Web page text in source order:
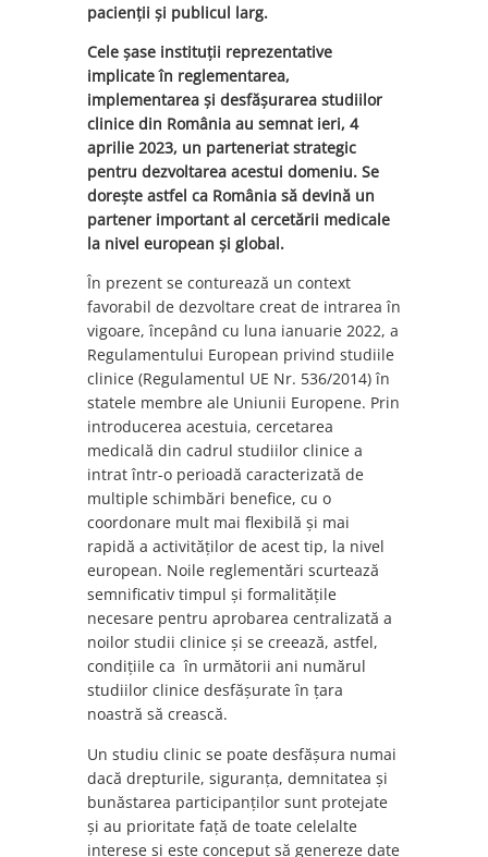
pacienții și publicul larg.
Cele șase instituții reprezentative
implicate în reglementarea,
implementarea și desfășurarea studiilor
clinice din România au semnat ieri, 4
aprilie 2023, un parteneriat strategic
pentru dezvoltarea acestui domeniu. Se
dorește astfel ca România să devină un
partener important al cercetării medicale
la nivel european și global.
În prezent se conturează un context
favorabil de dezvoltare creat de intrarea în
vigoare, începând cu luna ianuarie 2022, a
Regulamentului European privind studiile
clinice (Regulamentul UE Nr. 536/2014) în
statele membre ale Uniunii Europene. Prin
introducerea acestuia, cercetarea
medicală din cadrul studiilor clinice a
intrat într-o perioadă caracterizată de
multiple schimbări benefice, cu o
coordonare mult mai flexibilă și mai
rapidă a activităților de acest tip, la nivel
european. Noile reglementări scurtează
semnificativ timpul și formalitățile
necesare pentru aprobarea centralizată a
noilor studii clinice și se creează, astfel,
condițiile ca în următorii ani numărul
studiilor clinice desfășurate în țara
noastră să crească.
Un studiu clinic se poate desfășura numai
dacă drepturile, siguranța, demnitatea și
bunăstarea participanților sunt protejate
și au prioritate față de toate celelalte
interese și este conceput să genereze date